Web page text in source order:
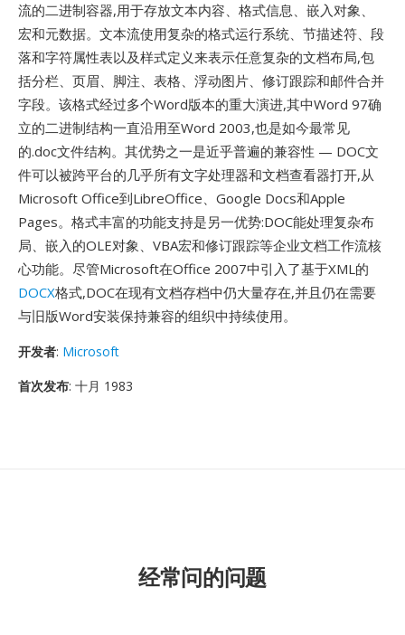
流的二进制容器,用于存放文本内容、格式信息、嵌入对象、
宏和元数据。文本流使用复杂的格式运行系统、节描述符、段
落和字符属性表以及样式定义来表示任意复杂的文档布局,包
括分栏、页眉、脚注、表格、浮动图片、修订跟踪和邮件合并
字段。该格式经过多个Word版本的重大演进,其中Word 97确
立的二进制结构一直沿用至Word 2003,也是如今最常见
的.doc文件结构。其优势之一是近乎普遍的兼容性 — DOC文
件可以被跨平台的几乎所有文字处理器和文档查看器打开,从
Microsoft Office到LibreOffice、Google Docs和Apple
Pages。格式丰富的功能支持是另一优势:DOC能处理复杂布
局、嵌入的OLE对象、VBA宏和修订跟踪等企业文档工作流核
心功能。尽管Microsoft在Office 2007中引入了基于XML的
DOCX格式,DOC在现有文档存档中仍大量存在,并且仍在需要
与旧版Word安装保持兼容的组织中持续使用。
开发者: Microsoft
首次发布: 十月 1983
经常问的问题